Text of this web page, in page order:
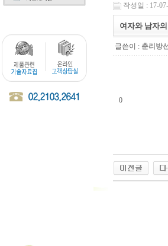
작성일 : 17-
여자와 남자
글쓴이 : 춘리방
0